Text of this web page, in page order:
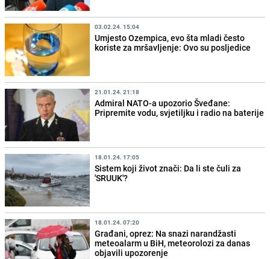
03.02.24. 15:04
Umjesto Ozempica, evo šta mladi često
koriste za mršavljenje: Ovo su posljedice
21.01.24. 21:18
Admiral NATO-a upozorio Šveđane:
Pripremite vodu, svjetiljku i radio na baterije
18.01.24. 17:05
Sistem koji život znači: Da li ste čuli za
'SRUUK'?
18.01.24. 07:20
Građani, oprez: Na snazi narandžasti
meteoalarm u BiH, meteorolozi za danas
objavili upozorenje